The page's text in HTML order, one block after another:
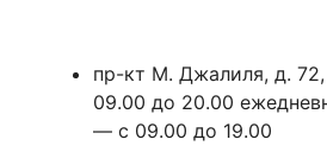
пр-кт М. Джалиля, д.
09.00 до 20.00
— с 09.00 до 19.00